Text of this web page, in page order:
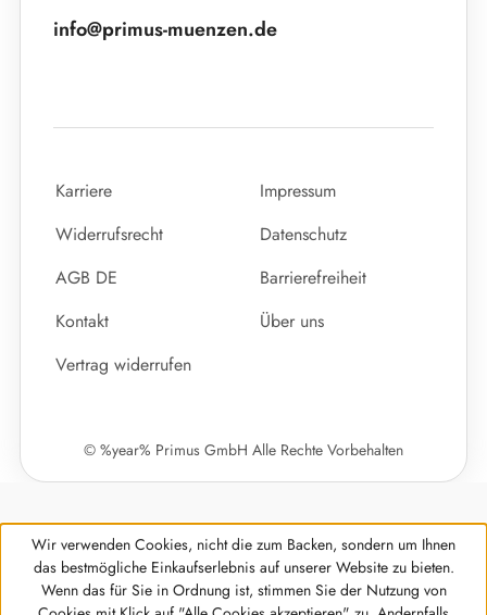
info@primus-muenzen.de
Karriere
Impressum
Widerrufsrecht
Datenschutz
AGB DE
Barrierefreiheit
Kontakt
Über uns
Vertrag widerrufen
© %year% Primus GmbH Alle Rechte Vorbehalten
Wir verwenden Cookies, nicht die zum Backen, sondern um Ihnen
das bestmögliche Einkaufserlebnis auf unserer Website zu bieten.
Wenn das für Sie in Ordnung ist, stimmen Sie der Nutzung von